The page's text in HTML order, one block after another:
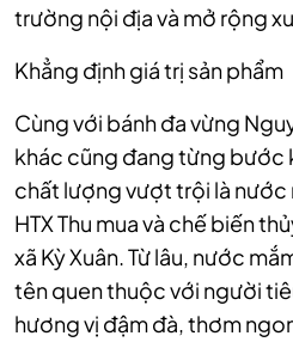
trường nội địa và mở rộng
Khẳng định giá trị sản phẩm
Cùng với bánh đa vừng
khác cũng đang từng bước
chất lượng vượt trội là nước
HTX Thu mua và chế biến
xã Kỳ Xuân. Từ lâu, nước
tên quen thuộc với người
hương vị đậm đà, thơm